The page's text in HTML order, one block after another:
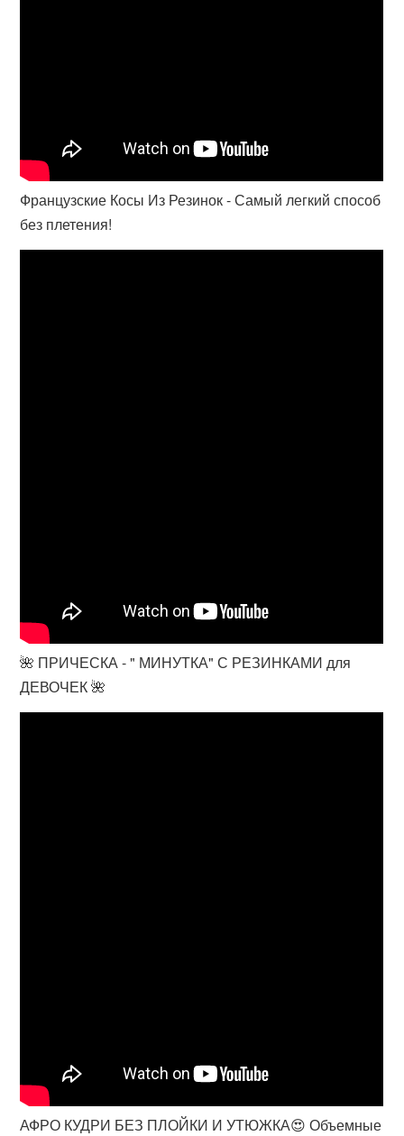
Французские Косы Из Резинок - Самый легкий способ
без плетения!
🌺 ПРИЧЕСКА - " МИНУТКА" С РЕЗИНКАМИ для
ДЕВОЧЕК 🌺
АФРО КУДРИ БЕЗ ПЛОЙКИ И УТЮЖКА😍 Объемные